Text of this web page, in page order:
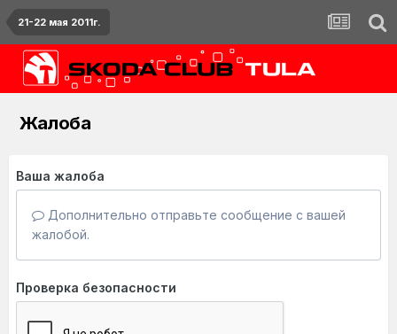
21-22 мая 2011г.
Жалоба
Ваша жалоба
Дополнительно отправьте сообщение с вашей
жалобой.
Проверка безопасности